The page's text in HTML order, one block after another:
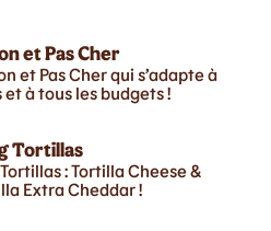
et Pas Cher
et Pas Cher qui s’adapte à
à tous les budgets !
Tortillas
: Tortilla Cheese &
Extra Cheddar !